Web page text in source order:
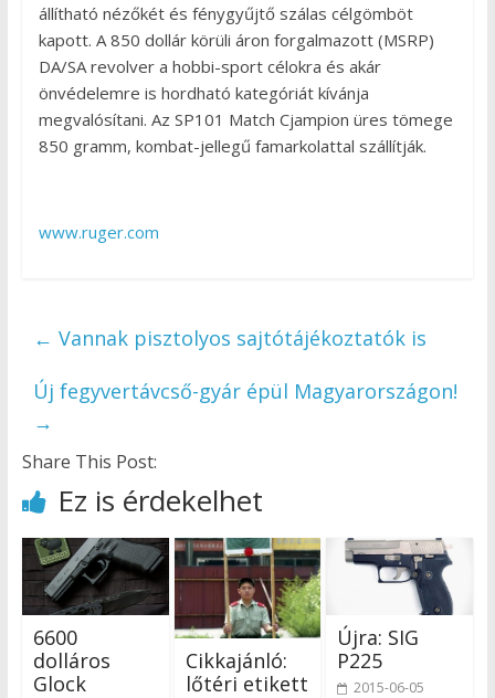
állítható nézőkét és fénygyűjtő szálas célgömböt
kapott. A 850 dollár körüli áron forgalmazott (MSRP)
DA/SA revolver a hobbi-sport célokra és akár
önvédelemre is hordható kategóriát kívánja
megvalósítani. Az SP101 Match Cjampion üres tömege
850 gramm, kombat-jellegű famarkolattal szállítják.
www.ruger.com
← Vannak pisztolyos sajtótájékoztatók is
Új fegyvertávcső-gyár épül Magyarországon!
→
Share This Post:
Ez is érdekelhet
6600
dolláros
Glock
Cikkajánló:
lőtéri etikett
Újra: SIG
P225
2015-06-05